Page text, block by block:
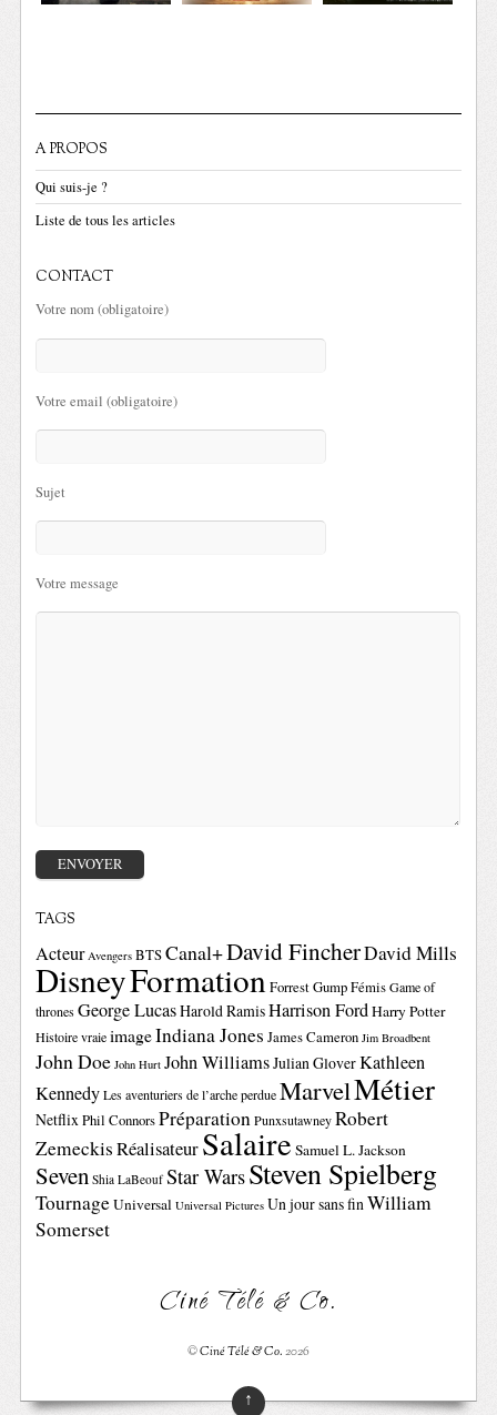
A PROPOS
Qui suis-je ?
Liste de tous les articles
CONTACT
Votre nom (obligatoire)
Votre email (obligatoire)
Sujet
Votre message
TAGS
Acteur Avengers BTSCanal+David FincherDavid Mills
DisneyFormationForrest GumpFémis Game of
thrones George LucasHarold RamisHarrison FordHarry Potter
Histoire vraie imageIndiana Jones James Cameron Jim Broadbent
John Doe John Hurt John WilliamsJulian GloverKathleen
Kennedy Les aventuriers de l’arche perdue MarvelMétier
NetflixPhil ConnorsPréparation Punxsutawney Robert
ZemeckisRéalisateurSalaire Samuel L. Jackson
Seven Shia LaBeouf Star WarsSteven Spielberg
TournageUniversal Universal Pictures Un jour sans finWilliam
Somerset
Ciné Télé & Co.
©Ciné Télé & Co.2026
↑